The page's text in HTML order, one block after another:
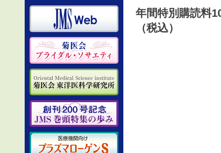
年間特別購読料
（税込）